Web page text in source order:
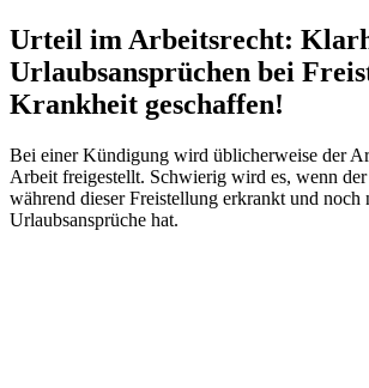
Urteil im Arbeitsrecht:
Urlaubsansprüchen bei
Krankheit geschaffen!
Bei einer Kündigung wird üblicherweise der
Arbeit freigestellt. Schwierig wird es, wenn
während dieser Freistellung erkrankt und noch
Urlaubsansprüche hat.